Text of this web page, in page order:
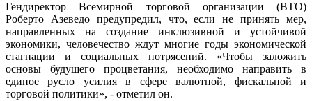
Гендиректор Всемирной торговой организации (ВТО)
Роберто Азеведо предупредил, что, если не принять мер,
направленных на создание инклюзивной и устойчивой
экономики, человечество ждут многие годы экономической
стагнации и социальных потрясений. «Чтобы заложить
основы будущего процветания, необходимо направить в
единое русло усилия в сфере валютной, фискальной и
торговой политики», - отметил он.